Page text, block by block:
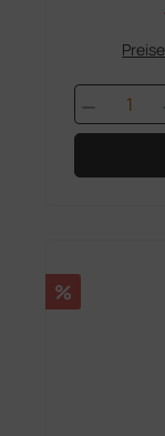
Rabatt
%